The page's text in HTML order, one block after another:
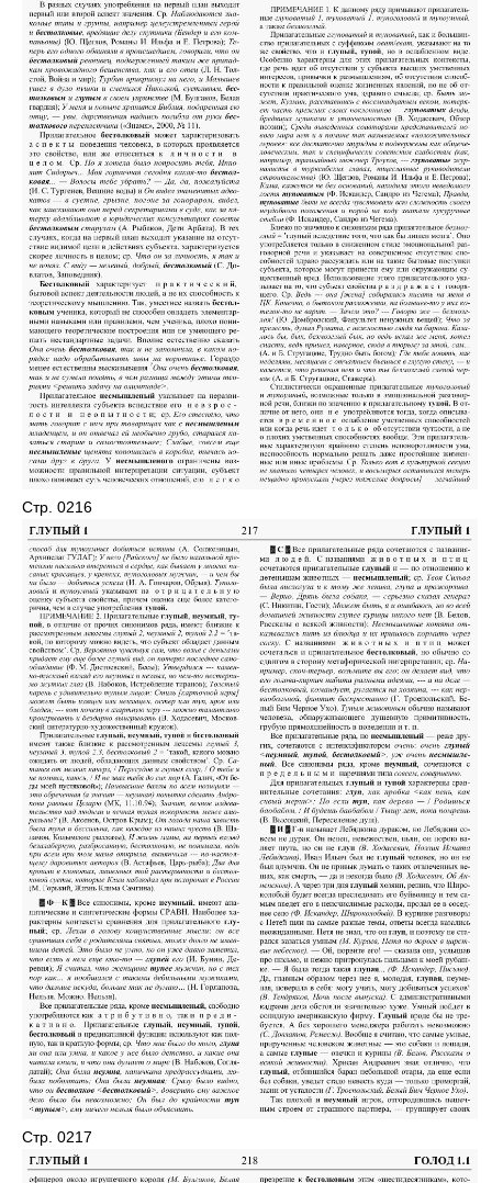
Стр. 0216
Стр. 0217